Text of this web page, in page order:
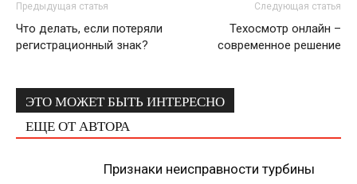
Предыдущая статья
Что делать, если потеряли
регистрационный знак?
Следующая статья
Техосмотр онлайн –
современное решение
ЭТО МОЖЕТ БЫТЬ ИНТЕРЕСНО
ЕЩЕ ОТ АВТОРА
Признаки неисправности турбины